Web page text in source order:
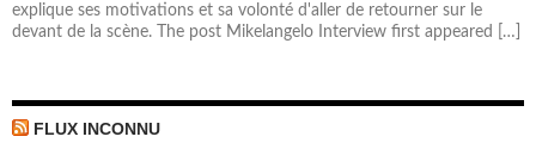
explique ses motivations et sa volonté d'aller de retourner sur le
devant de la scène. The post Mikelangelo Interview first appeared […]
FLUX INCONNU